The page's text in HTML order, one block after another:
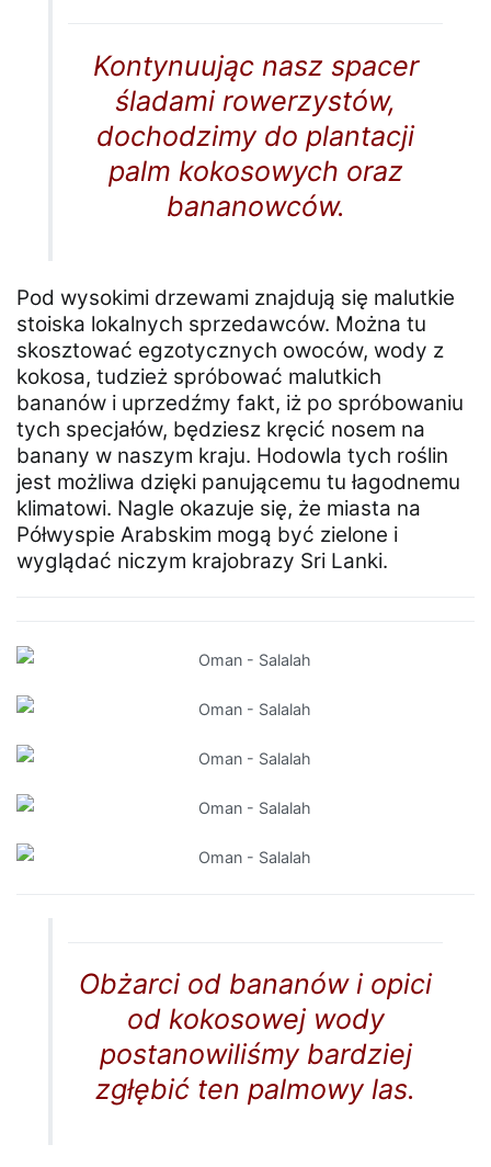
Kontynuując nasz spacer
śladami rowerzystów,
dochodzimy do plantacji
palm kokosowych oraz
bananowców.
Pod wysokimi drzewami znajdują się malutkie
stoiska lokalnych sprzedawców. Można tu
skosztować egzotycznych owoców, wody z
kokosa, tudzież spróbować malutkich
bananów i uprzedźmy fakt, iż po spróbowaniu
tych specjałów, będziesz kręcić nosem na
banany w naszym kraju. Hodowla tych roślin
jest możliwa dzięki panującemu tu łagodnemu
klimatowi. Nagle okazuje się, że miasta na
Półwyspie Arabskim mogą być zielone i
wyglądać niczym krajobrazy Sri Lanki.
Obżarci od bananów i opici
od kokosowej wody
postanowiliśmy bardziej
zgłębić ten palmowy las.